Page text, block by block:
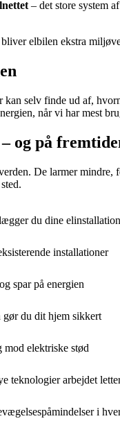
– det store system
elbilen ekstra
selv finde ud af,
når vi har mest
og på
De larmer
du dine
installationer
spar på energien
gør du dit hjem sikkert
mod elektriske stød
teknologier arbejdet
i